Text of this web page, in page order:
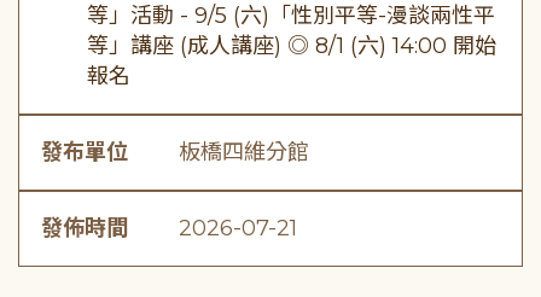
等」活動 - 9/5 (六)「性別平等-漫談兩性平
等」講座 (成人講座) ◎ 8/1 (六) 14:00 開始
報名
發布單位 板橋四維分館
發佈時間 2026-07-21